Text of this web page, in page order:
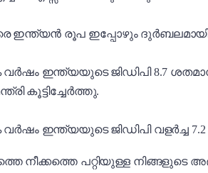
ഇന്ത്യൻ രൂപ ഇപ്പോഴും
വർഷം ഇന്ത്യയുടെ ജിഡിപി 8.7
കൂട്ടിച്ചേർത്തു.
വർഷം ഇന്ത്യയുടെ ജിഡിപി വളർച്ച
നീക്കത്തെ പറ്റിയുള്ള